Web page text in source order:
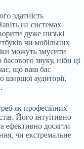
здатність
на системах
дуже низькі
чи мобільних
можуть змусити
звуку, ніби ці
що ваш бас
ширшої аудиторії,
як професійних
Його інтуїтивно
ефективно досягти
чи екстремальне